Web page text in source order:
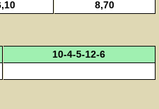
8,70
10-4-5-12-6